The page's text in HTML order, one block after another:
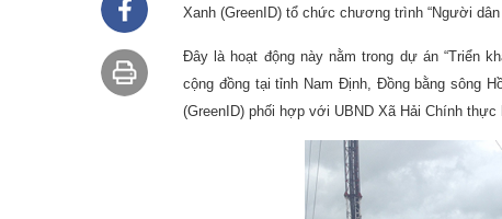
Xanh (GreenID) tổ chức chương trình “Người
Đây là hoạt động này nằm trong dự án “Triển
cộng đồng tại tỉnh Nam Định, Đồng bằng sông
(GreenID) phối hợp với UBND Xã Hải Chính thực